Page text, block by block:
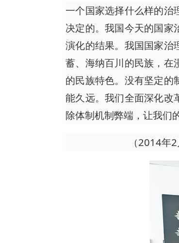
一个国家选择什么样的治
决定的。我国今天的国家
演化的结果。我国国家治
蓄、海纳百川的民族，在
的民族特色。没有坚定的
能久远。我们全面深化改
除体制机制弊端，让我们
（2014年